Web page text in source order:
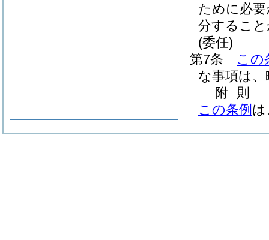
ために必
分するこ
(委任)
第7条
この
な事項は
附 則
この条例 は